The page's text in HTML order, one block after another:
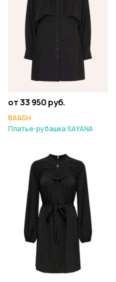
от 33 950 руб.
BA&SH
Платье-рубашка SAYANA